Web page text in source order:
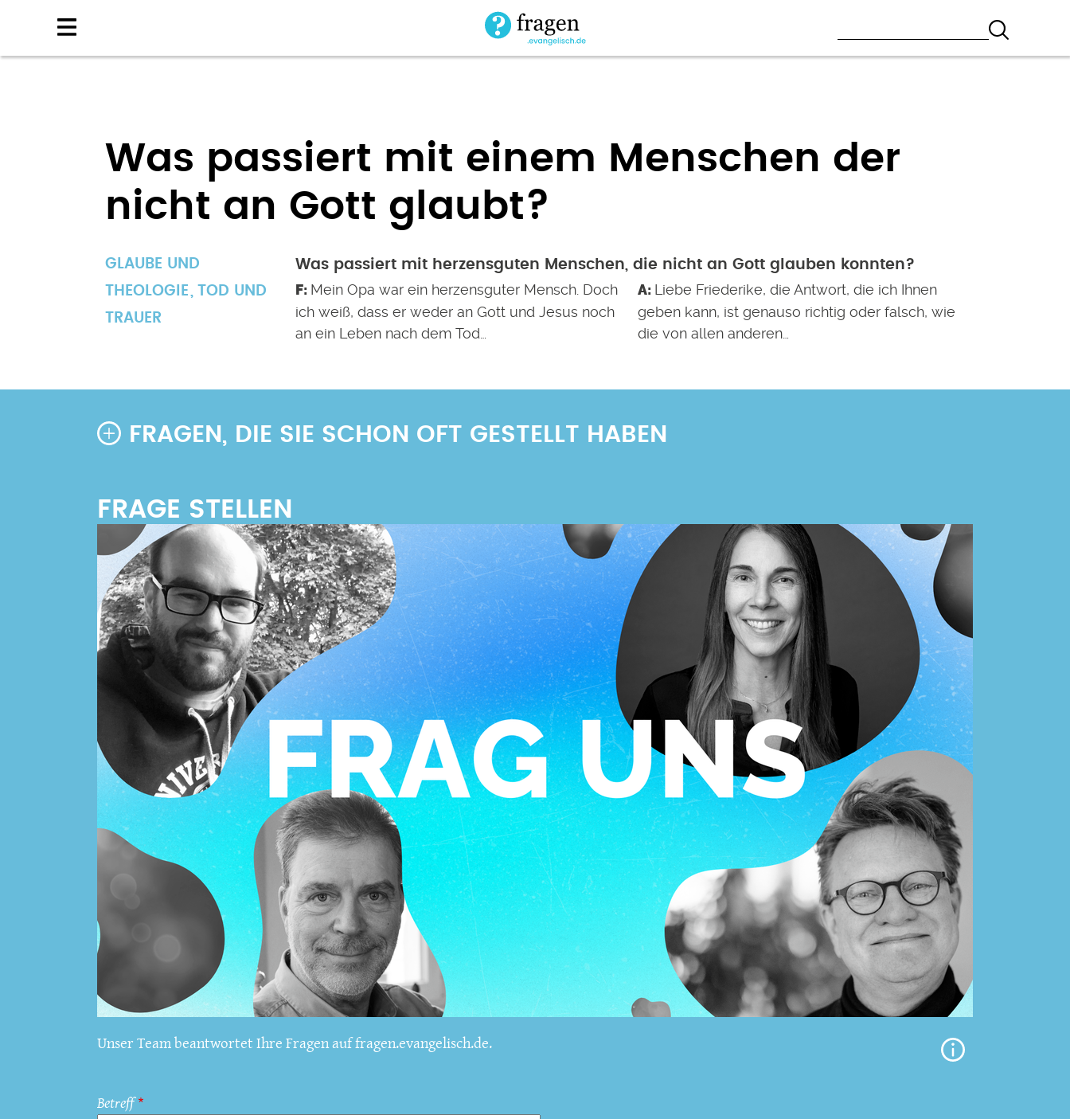
Was passiert mit einem Menschen der
nicht an Gott glaubt?
GLAUBE UND
THEOLOGIE
TOD UND
TRAUER
Was passiert mit herzensguten Menschen, die nicht an Gott glauben konnten?
Mein Opa war ein herzensguter Mensch. Doch
ich weiß, dass er weder an Gott und Jesus noch
an ein Leben nach dem Tod…
Liebe Friederike, die Antwort, die ich Ihnen
geben kann, ist genauso richtig oder falsch, wie
die von allen anderen…
FRAGEN, DIE SIE SCHON OFT GESTELLT HABEN
Unser Team beantwortet Ihre Fragen auf fragen.evangelisch.de.
Betreff